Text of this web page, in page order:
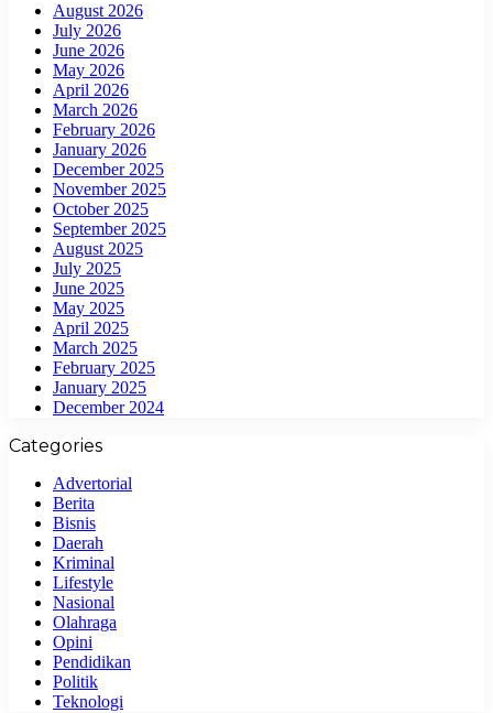
August 2026
July 2026
June 2026
May 2026
April 2026
March 2026
February 2026
January 2026
December 2025
November 2025
October 2025
September 2025
August 2025
July 2025
June 2025
May 2025
April 2025
March 2025
February 2025
January 2025
December 2024
Categories
Advertorial
Berita
Bisnis
Daerah
Kriminal
Lifestyle
Nasional
Olahraga
Opini
Pendidikan
Politik
Teknologi